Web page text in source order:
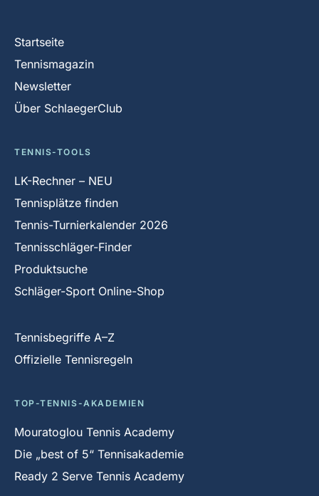
Startseite
Tennismagazin
Newsletter
Über SchlaegerClub
TENNIS-TOOLS
LK-Rechner – NEU
Tennisplätze finden
Tennis-Turnierkalender 2026
Tennisschläger-Finder
Produktsuche
Schläger-Sport Online-Shop
Tennisbegriffe A–Z
Offizielle Tennisregeln
TOP-TENNIS-AKADEMIEN
Mouratoglou Tennis Academy
Die „best of 5“ Tennisakademie
Ready 2 Serve Tennis Academy